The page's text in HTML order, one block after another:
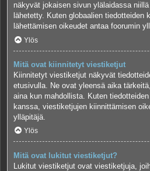
näkyvät jokaisen sivun ylälaidassa
lähetetty. Kuten globaalien tiedotteiden
lähettämisen oikeudet antaa foorumin
Ylös
Mitä ovat kiinnitetyt viestiketjut
Kiinnitetyt viestiketjut näkyvät
etusivulla. Ne ovat yleensä aika
aina kun mahdollista. Kuten
kanssa, viestiketjujen kiinnittämisen
ylläpitäjä.
Ylös
Mitä ovat lukitut viestiketjut?
Lukitut viestiketjut ovat viestiketjuja,